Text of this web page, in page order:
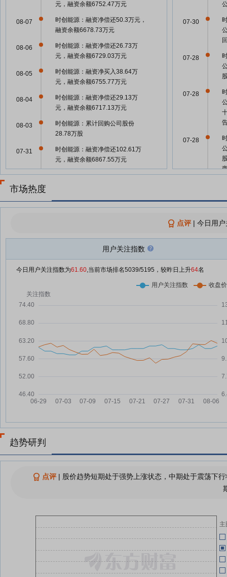
元，融资余额6752.47万元
时创能源：融资净偿还50.3万元，
融资余额6678.73万元
08-07
时创能源：融资净偿还26.73万
元，融资余额6729.03万元
08-06
时创能源：融资净买入38.64万
元，融资余额6755.77万元
08-05
时创能源：融资净偿还29.13万
元，融资余额6717.13万元
08-04
时创能源：累计回购公司股份
28.78万股
08-03
时创能源：融资净偿还102.61万
元，融资余额6867.55万元
07-31
时创能源：融资净买入38.47万
多家公司宣布回购 最高金额20亿
07-30
万股
时创能源：首次回购90000股
时创能源：融资净买入62.08万
07-29
07-28
07-25
时创能源：融资净偿还83.74万
元，融资余额6863.14万元
07-23
小K播早报|北京：力争下半年新增
谈IPO前最后一轮融资
07-22
07-22
又有一批A股上市公司加入回购“护
盘”大军
07-30
07-28
07-28
07-28
07-22
07-22
06-26
06-26
06-26
市场热度
点评| 今日用
用户关注指数
今日用户关注指数为61.60,当前市场排名5039/5195，较昨日上升64名
趋势研判
点评| 股价趋势短期处于强势上涨状态，中期处于震荡下
主